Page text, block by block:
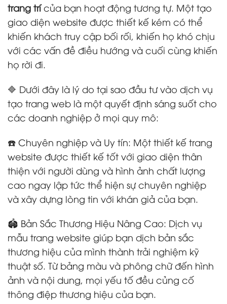
trang trí của bạn hoạt động tương tự. Một tạo
giao diện website được thiết kế kém có thể
khiến khách truy cập bối rối, khiến họ khó chịu
với các vấn đề điều hướng và cuối cùng khiến
họ rời đi.
🔷 Dưới đây là lý do tại sao đầu tư vào dịch vụ
tạo trang web là một quyết định sáng suốt cho
các doanh nghiệp ở mọi quy mô:
☎️ Chuyên nghiệp và Uy tín: Một thiết kế trang
website được thiết kế tốt với giao diện thân
thiện với người dùng và hình ảnh chất lượng
cao ngay lập tức thể hiện sự chuyên nghiệp
và xây dựng lòng tin với khán giả của bạn.
🏟️ Bản Sắc Thương Hiệu Nâng Cao: Dịch vụ
mẫu trang website giúp bạn dịch bản sắc
thương hiệu của mình thành trải nghiệm kỹ
thuật số. Từ bảng màu và phông chữ đến hình
ảnh và nội dung, mọi yếu tố đều củng cố
thông điệp thương hiệu của bạn.